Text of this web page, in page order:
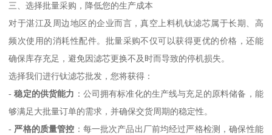
三、选择批量采购，降低您的生产成本
对于湛江及周边地区的企业而言，真空上料机钛滤芯属于长期、高
频次使用的消耗性配件。批量采购不仅可以获得更优的价格，还能
确保库存充足，避免因滤芯更换不及时而导致的停机损失。
选择我们进行钛滤芯批发，您将获得：
-稳定的供货能力 ：公司拥有标准化的生产线与充足的原料储备，能
够满足大批量订单的需求，并确保交货周期的稳定性。
- 严格的质量管控 ：每一批次产品出厂前均经过严格检测，确保性能